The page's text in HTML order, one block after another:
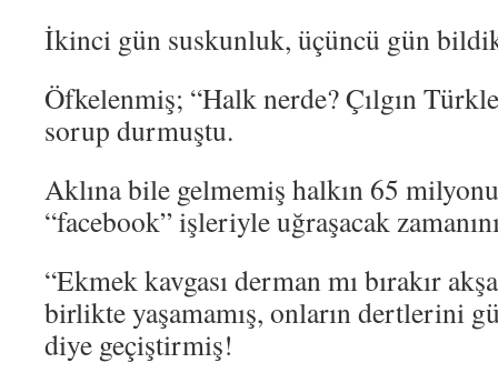
İkinci gün suskunluk, üçüncü gün
Öfkelenmiş; “Halk nerde? Çılgın
sorup durmuştu.
Aklına bile gelmemiş halkın 65
“facebook” işleriyle uğraşacak
“Ekmek kavgası derman mı bırakır
birlikte yaşamamış, onların dertlerini
diye geçiştirmiş!